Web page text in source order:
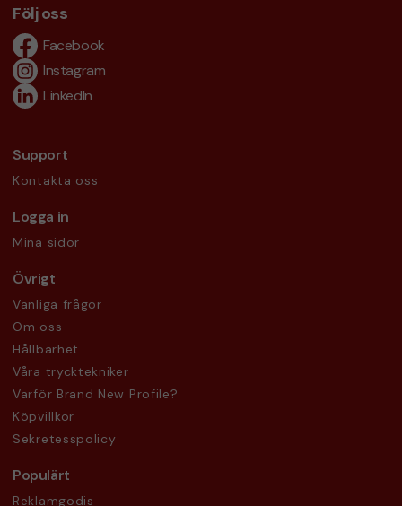
Följ oss
Facebook
Instagram
LinkedIn
Support
Kontakta oss
Logga in
Mina sidor
Övrigt
Vanliga frågor
Om oss
Hållbarhet
Våra trycktekniker
Varför Brand New Profile?
Köpvillkor
Sekretesspolicy
Populärt
Reklamgodis